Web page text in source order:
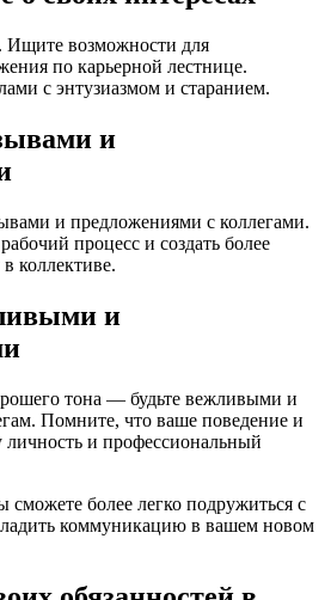
Ищите возможности для
по карьерной лестнице.
с энтузиазмом и старанием.
и
и предложениями с коллегами.
процесс и создать более
коллективе.
и
тона — будьте вежливыми и
Помните, что ваше поведение и
и профессиональный
сможете более легко подружиться с
коммуникацию в вашем новом